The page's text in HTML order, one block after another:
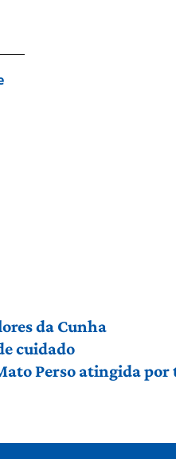
da Cunha
cuidado
Perso atingida